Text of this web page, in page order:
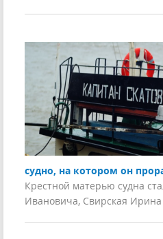
судно, на котором он
Крестной матерью судна
Ивановича, Свирская